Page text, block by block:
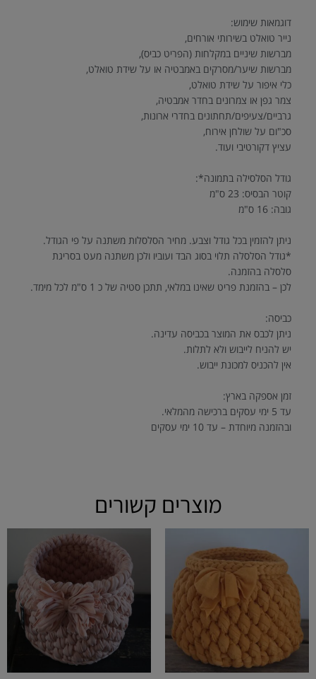
דוגמאות שימוש:
נייר טואלט בשירותי אורחים,
מברשות שיניים במקלחות (הפריט כביס),
מברשות שיער/מסרקים באמבטיה או על שידת טואלט,
כלי איפור על שידת טואלט,
צמר גפן או צמרונים בחדר אמבטיה,
גרביים/צעיפים/תחתונים בחדרי ארונות,
סכ"ום על שולחן אירוח,
עציץ דקורטיבי ועוד.
גודל הסלסילה בתמונה*:
קוטר הבסיס: 23 ס"מ
גובה: 16 ס"מ
ניתן להזמין בכל גודל וצבע. מחיר הסלסלות משתנה על פי הגודל.
*גודל הסלסלה תלוי בסוג הבד ועוביו ולכן משתנה מעט בסריגת
סלסלה בהזמנה.
לכן – בהזמנת פריט שאינו במלאי, תתכן סטיה של כ 1 ס"מ לכל מימד.
כביסה:
ניתן לכבס את המוצר בכביסה עדינה.
יש להניח לייבוש ולא לתלות.
אין להכניס למכונת ייבוש.
זמן אספקה בארץ:
עד 5 ימי עסקים ברכישה מהמלאי.
ובהזמנה מיוחדת – עד 10 ימי עסקים
מוצרים קשורים